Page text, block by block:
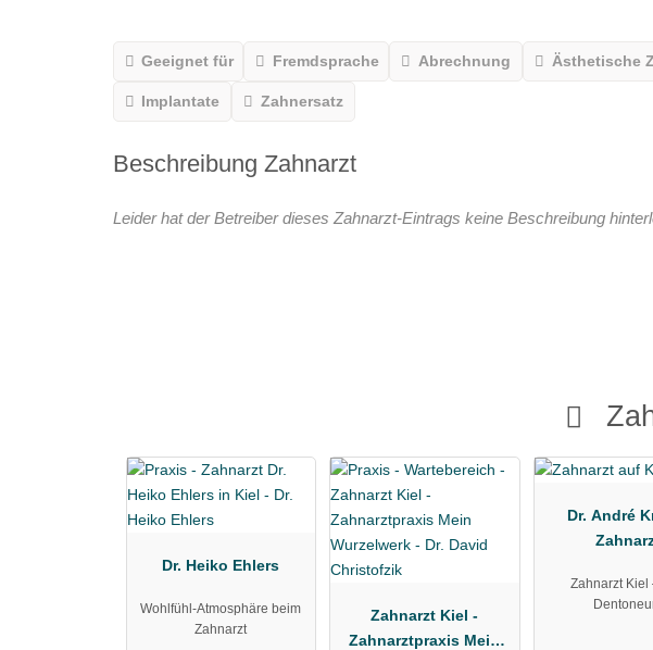
Geeignet für Fremdsprache Abrechnung Ästhetische
Implantate Zahnersatz
Beschreibung Zahnarzt
Leider hat der Betreiber dieses Zahnarzt-Eintrags keine Beschreibung
Dr. Heiko Ehlers
Wohlfühl-Atmosphäre beim
Zahnarzt
Zahnarzt Kiel -
Zahnarztpraxis Mein
Dr. André
Zahnarzt Kiel